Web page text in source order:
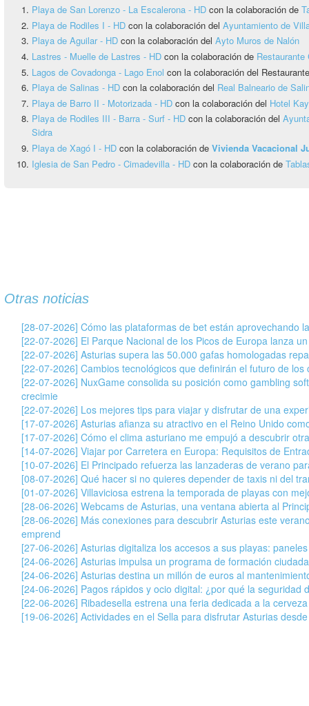
Playa de San Lorenzo - La Escalerona - HD con la colaboración de
Playa de Rodiles I - HD con la colaboración del Ayuntamiento de
Playa de Aguilar - HD con la colaboración del Ayto Muros de Nalón
Lastres - Muelle de Lastres - HD con la colaboración de
Lagos de Covadonga - Lago Enol con la colaboración del
Playa de Salinas - HD con la colaboración del Real Balneario de
Playa de Barro II - Motorizada - HD con la colaboración del Hotel
Playa de Rodiles III - Barra - Surf - HD con la colaboración del
Sidra
Playa de Xagó I - HD con la colaboración de Vivienda Vacacional
Iglesia de San Pedro - Cimadevilla - HD con la colaboración de
Otras noticias
[28-07-2026] Cómo las plataformas de bet están aprovechando
[22-07-2026] El Parque Nacional de los Picos de Europa lanza
[22-07-2026] Asturias supera las 50.000 gafas homologadas
[22-07-2026] Cambios tecnológicos que definirán el futuro de los
[22-07-2026] NuxGame consolida su posición como gambling
crecimie
[22-07-2026] Los mejores tips para viajar y disfrutar de una
[17-07-2026] Asturias afianza su atractivo en el Reino Unido
[17-07-2026] Cómo el clima asturiano me empujó a descubrir
[14-07-2026] Viajar por Carretera en Europa: Requisitos de
[10-07-2026] El Principado refuerza las lanzaderas de verano
[08-07-2026] Qué hacer si no quieres depender de taxis ni del
[01-07-2026] Villaviciosa estrena la temporada de playas con
[28-06-2026] Webcams de Asturias, una ventana abierta al
[28-06-2026] Más conexiones para descubrir Asturias este
emprend
[27-06-2026] Asturias digitaliza los accesos a sus playas:
[24-06-2026] Asturias impulsa un programa de formación
[24-06-2026] Asturias destina un millón de euros al
[24-06-2026] Pagos rápidos y ocio digital: ¿por qué la seguridad
[22-06-2026] Ribadesella estrena una feria dedicada a la
[19-06-2026] Actividades en el Sella para disfrutar Asturias